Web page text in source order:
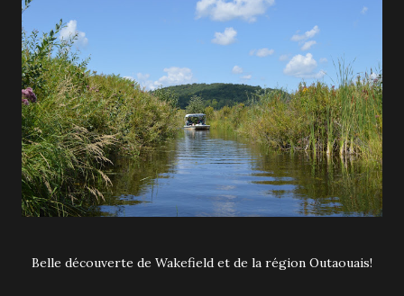
Belle découverte de Wakefield et de la région Outaouais!